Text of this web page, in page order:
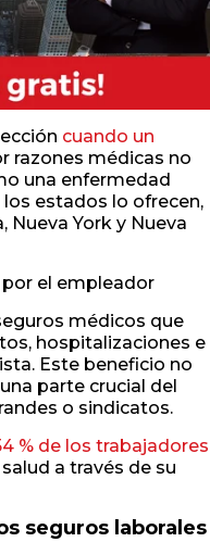
cuando un
razones médicas no
una enfermedad
estados lo ofrecen,
Nueva York y Nueva
el empleador
médicos que
hospitalizaciones e
Este beneficio no
parte crucial del
o sindicatos.
% de los trabajadores
a través de su
seguros laborales